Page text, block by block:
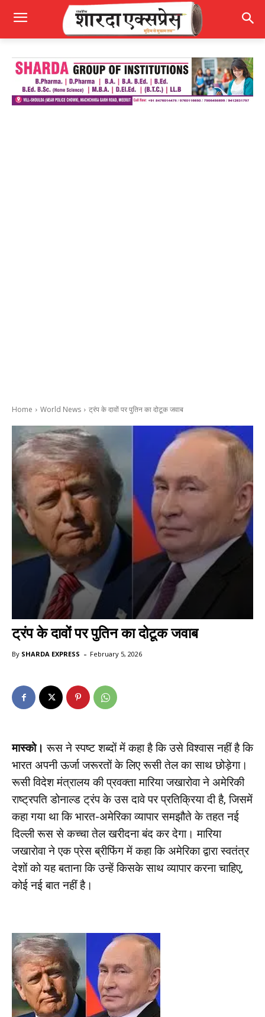
Home World News ट्रंप के दावों पर पुतिन का दोटूक जवाब
ट्रंप के दावों पर पुतिन का दोटूक जवाब
By SHARDA EXPRESS - February 5, 2026
मास्को। रूस ने स्पष्ट शब्दों में कहा है कि उसे विश्वास नहीं है कि
भारत अपनी ऊर्जा जरूरतों के लिए रूसी तेल का साथ छोड़ेगा।
रूसी विदेश मंत्रालय की प्रवक्ता मारिया जखारोवा ने अमेरिकी
राष्ट्रपति डोनाल्ड ट्रंप के उस दावे पर प्रतिक्रिया दी है, जिसमें
कहा गया था कि भारत-अमेरिका व्यापार समझौते के तहत नई
दिल्ली रूस से कच्चा तेल खरीदना बंद कर देगा। मारिया
जखारोवा ने एक प्रेस ब्रीफिंग में कहा कि अमेरिका द्वारा स्वतंत्र
देशों को यह बताना कि उन्हें किसके साथ व्यापार करना चाहिए,
कोई नई बात नहीं है।